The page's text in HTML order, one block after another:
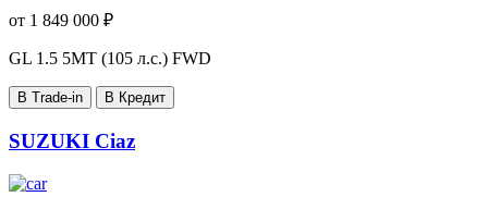
от 1 849 000 ₽
GL 1.5 5MT (105 л.с.) FWD
В Trade-in В Кредит
SUZUKI Ciaz